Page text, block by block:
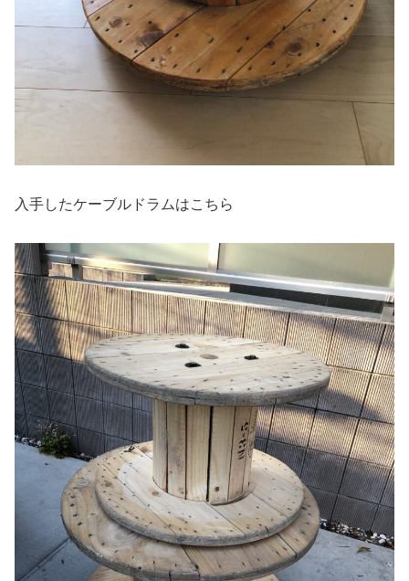
入手したケーブルドラムはこちら